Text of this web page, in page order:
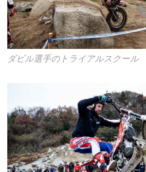
ダビル選手のトライアルスクール